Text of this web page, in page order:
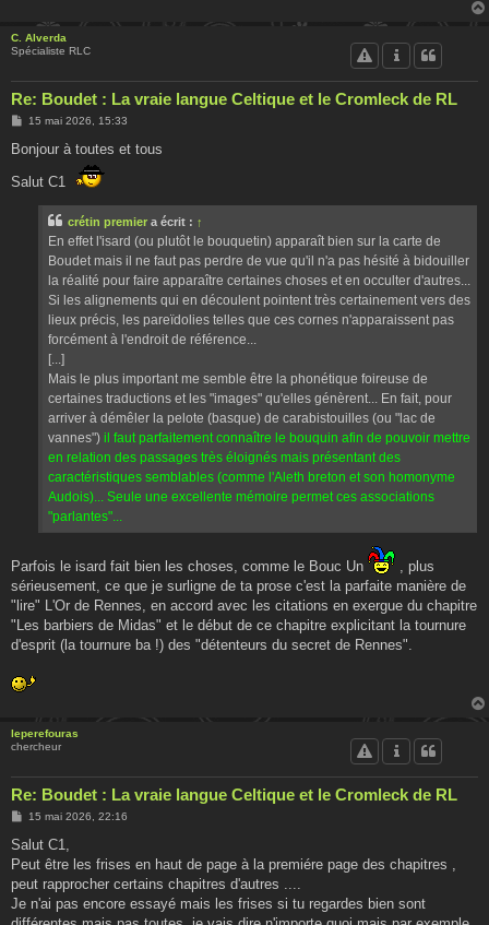
C. Alverda
Spécialiste RLC
Re: Boudet : La vraie langue Celtique et le Cromleck de RL
M
s
g
15 mai 2026, 15:33
Bonjour à toutes et tous
Salut C1
crétin premier a écrit : ↑
En effet l'isard (ou plutôt le bouquetin) apparaît bien sur la carte de
Boudet mais il ne faut pas perdre de vue qu'il n'a pas hésité à bidouiller
la réalité pour faire apparaître certaines choses et en occulter d'autres...
Si les alignements qui en découlent pointent très certainement vers des
lieux précis, les pareïdolies telles que ces cornes n'apparaissent pas
forcément à l'endroit de référence...
[...]
Mais le plus important me semble être la phonétique foireuse de
certaines traductions et les "images" qu'elles génèrent... En fait, pour
arriver à démêler la pelote (basque) de carabistouilles (ou "lac de
vannes") il faut parfaitement connaître le bouquin afin de pouvoir mettre
en relation des passages très éloignés mais présentant des
caractéristiques semblables (comme l'Aleth breton et son homonyme
Audois)... Seule une excellente mémoire permet ces associations
"parlantes"...
Parfois le isard fait bien les choses, comme le Bouc Un
, plus
sérieusement, ce que je surligne de ta prose c'est la parfaite manière de
"lire" L'Or de Rennes, en accord avec les citations en exergue du chapitre
"Les barbiers de Midas" et le début de ce chapitre explicitant la tournure
d'esprit (la tournure ba !) des "détenteurs du secret de Rennes".
leperefouras
chercheur
Re: Boudet : La vraie langue Celtique et le Cromleck de RL
M
s
a
g
15 mai 2026, 22:16
Salut C1,
Peut être les frises en haut de page à la premiére page des chapitres ,
peut rapprocher certains chapitres d'autres ....
Je n'ai pas encore essayé mais les frises si tu regardes bien sont